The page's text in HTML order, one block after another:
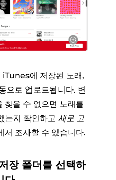
iTunes에 저장된 노래,
으로 업로드됩니다. 변
찾을 수 없으면 노래를
는지 확인하고 새로 고
조사할 수 있습니다.
장 폴더를 선택하